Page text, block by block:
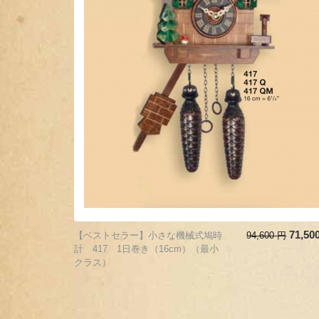
【ベストセラー】小さな機械式鳩時
計 417 1日巻き（16cm）（最小
クラス）
94,600 円